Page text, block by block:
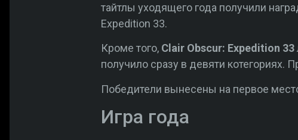
тайтлы уходящего года получили
Expedition 33.
Кроме того, Clair Obscur: Expedition 33
получило сразу в девяти котегориях.
Победители вынесены на первое
Игра года